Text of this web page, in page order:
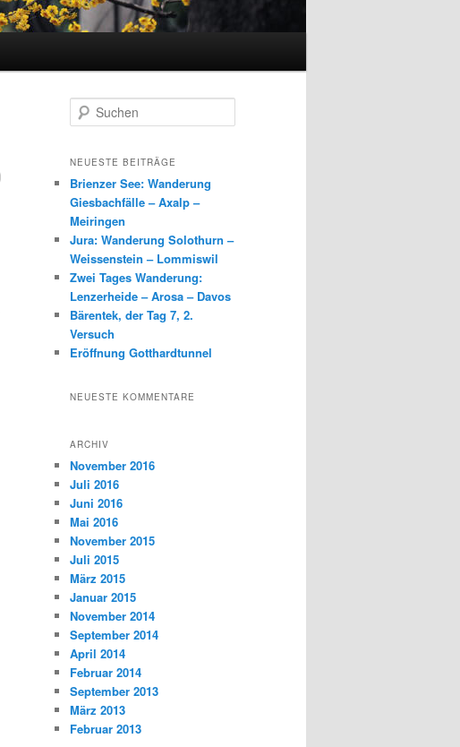
u
h
n
NEUESTE BEITRÄGE
Brienzer See: Wanderung
Giesbachfälle – Axalp –
Meiringen
Jura: Wanderung Solothurn –
Weissenstein – Lommiswil
Zwei Tages Wanderung:
Lenzerheide – Arosa – Davos
Bärentek, der Tag 7, 2.
Versuch
Eröffnung Gotthardtunnel
NEUESTE KOMMENTARE
ARCHIV
November 2016
Juli 2016
Juni 2016
Mai 2016
November 2015
Juli 2015
März 2015
Januar 2015
November 2014
September 2014
April 2014
Februar 2014
September 2013
März 2013
Februar 2013